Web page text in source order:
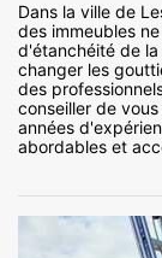
Dans la ville de
des immeubles
d'étanchéité de
changer les
des
conseiller de
années
abordables et